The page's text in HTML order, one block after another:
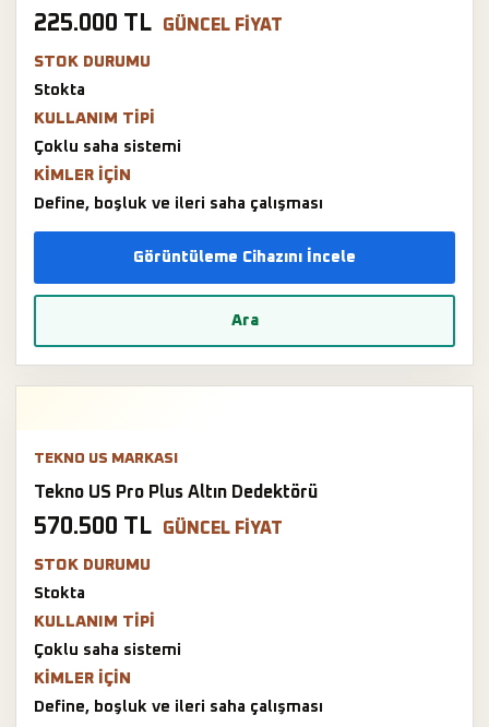
225.000 TL GÜNCEL FIYAT
STOK DURUMU
Stokta
KULLANIM TIPI
Çoklu saha sistemi
KIMLER IÇIN
Define, boşluk ve ileri saha çalışması
Görüntüleme Cihazını İncele
Ara
TEKNO US MARKASI
Tekno US Pro Plus Altın Dedektörü
570.500 TL GÜNCEL FIYAT
STOK DURUMU
Stokta
KULLANIM TIPI
Çoklu saha sistemi
KIMLER IÇIN
Define, boşluk ve ileri saha çalışması